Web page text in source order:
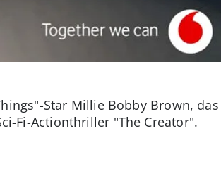
Star Millie Bobby Brown, das
Fi-Actionthriller "The Creator".